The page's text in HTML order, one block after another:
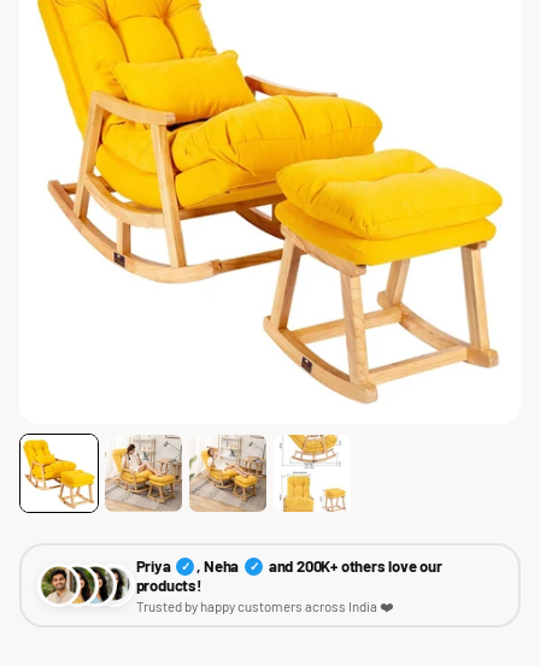
Priya ✓ , Neha ✓
and 200K+ others love our
products!
Trusted by happy customers across India ❤️